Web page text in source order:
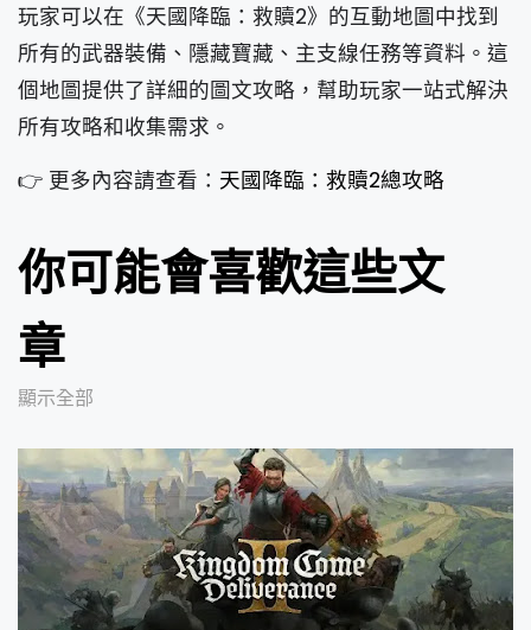
玩家可以在《天國降臨：救贖2》的互動地圖中找到
所有的武器裝備、隱藏寶藏、主支線任務等資料。這
個地圖提供了詳細的圖文攻略，幫助玩家一站式解決
所有攻略和收集需求。
👉 更多內容請查看： 天國降臨：救贖2總攻略
你可能會喜歡這些文
章
顯示全部